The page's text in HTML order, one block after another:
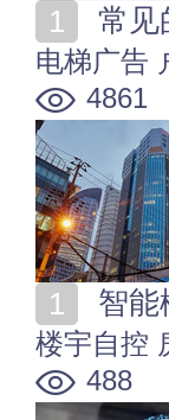
常见
电梯广告
4861
智能
楼宇自控
488